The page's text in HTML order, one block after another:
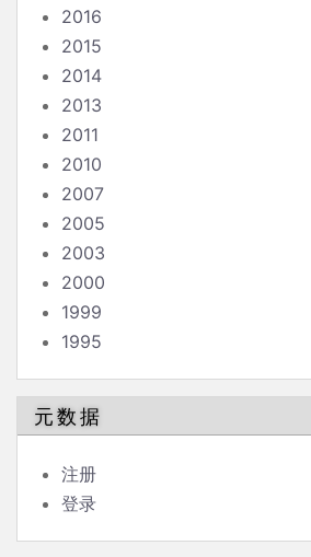
2016
2015
2014
2013
2011
2010
2007
2005
2003
2000
1999
1995
元数据
注册
登录